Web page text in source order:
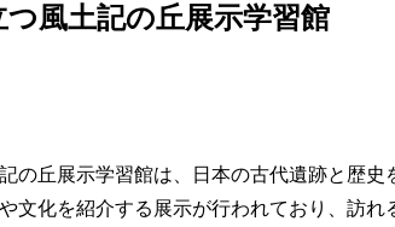
風土記の丘展示学習館
の丘展示学習館は、日本の古代遺跡と歴
文化を紹介する展示が行われており、訪れ